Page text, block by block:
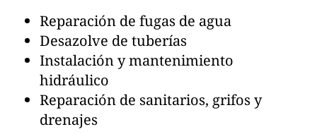
Reparación de fugas de agua
Desazolve de tuberías
Instalación y mantenimiento
hidráulico
Reparación de sanitarios, grifos y
drenajes